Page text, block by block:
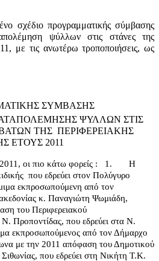
σχέδιο προγραμματικής σύμβασης
ψύλλων στις στάνες της
με τις ανωτέρω τροποποιήσεις, ως
ΣΥΜΒΑΣΗΣ
ΨΥΛΛΩΝ ΣΤΙΣ
ΤΗΣ ΠΕΡΙΦΕΡΕΙΑΚΗΣ
ΕΤΟΥΣ 2011
οι πιο κάτω φορείς : 1.
Η
που εδρεύει στον Πολύγυρο
εκπροσωπούμενη από τον
κ. Παναγιώτη Ψωμιάδη,
του Περιφερειακού
Προποντίδας, που εδρεύει στα Ν.
εκπροσωπούμενος από τον Δήμαρχο
με την 2011 απόφαση του Δημοτικού
που εδρεύει στη Νικήτη Τ.Κ.